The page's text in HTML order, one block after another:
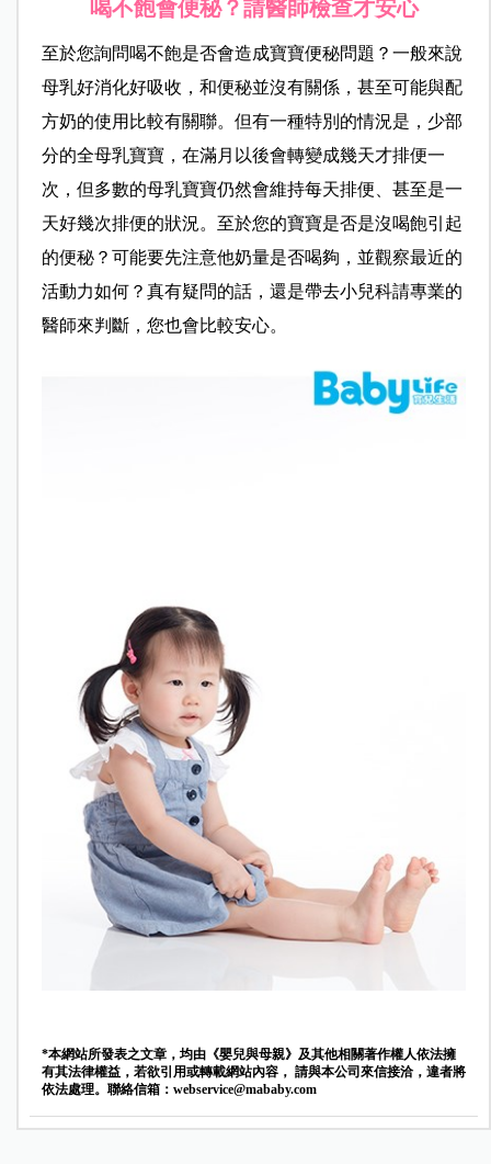
喝不飽會便秘？請醫師檢查才安心
至於您詢問喝不飽是否會造成寶寶便秘問題？一般來說
母乳好消化好吸收，和便秘並沒有關係，甚至可能與配
方奶的使用比較有關聯。但有一種特別的情況是，少部
分的全母乳寶寶，在滿月以後會轉變成幾天才排便一
次，但多數的母乳寶寶仍然會維持每天排便、甚至是一
天好幾次排便的狀況。至於您的寶寶是否是沒喝飽引起
的便秘？可能要先注意他奶量是否喝夠，並觀察最近的
活動力如何？真有疑問的話，還是帶去小兒科請專業的
醫師來判斷，您也會比較安心。
*本網站所發表之文章，均由《嬰兒與母親》及其他相關著作權人依法擁
有其法律權益，若欲引用或轉載網站內容， 請與本公司來信接洽，違者將
依法處理。聯絡信箱： webservice@mababy.com